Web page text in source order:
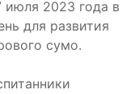
июля 2023 года в
для развития
сумо.